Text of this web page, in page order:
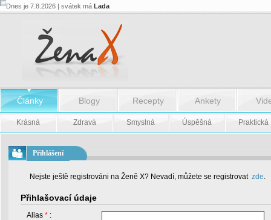
Dnes je 7.8.2026 | svátek má Lada
Články Blogy Recepty Ankety
Krásná Zdravá Smyslná Úspěšná Praktická
Přihlášení
Nejste ještě registrováni na Ženě X? Nevadí, můžete se registrovat zde.
Přihlašovací údaje
Alias * :